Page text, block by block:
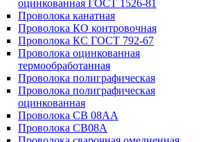
оцинкованная ГОСТ 1526-81
Проволока канатная
Проволока КО контровочная
Проволока КС ГОСТ 792-67
Проволока оцинкованная
термообработанная
Проволока полиграфическая
Проволока полиграфическая
оцинкованная
Проволока СВ 08АА
Проволока СВ08А